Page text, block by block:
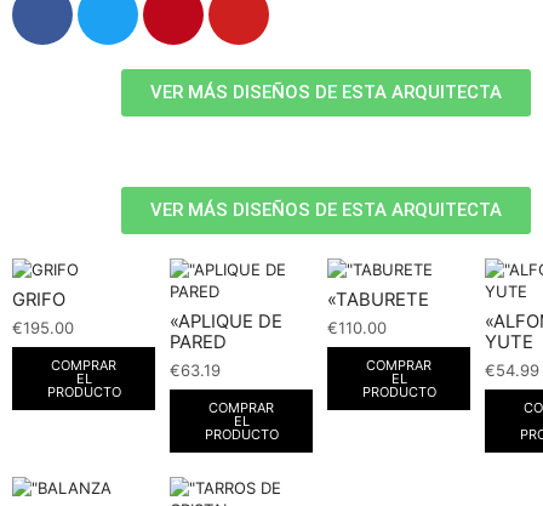
VER MÁS DISEÑOS DE ESTA ARQUITECTA
VER MÁS DISEÑOS DE ESTA ARQUITECTA
GRIFO
€195.00
COMPRAR
EL
PRODUCTO
«APLIQUE DE
PARED
€63.19
COMPRAR
EL
PRODUCTO
«TABURETE
€110.00
COMPRAR
EL
PRODUCTO
YUTE
€54.99